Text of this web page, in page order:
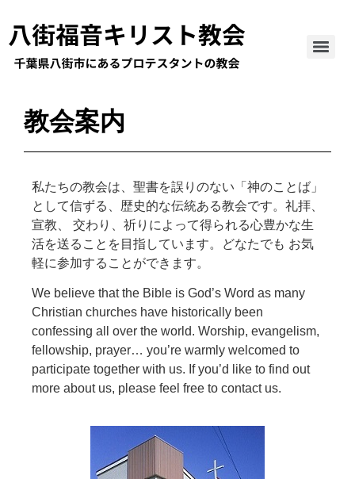
教会案内
私たちの教会は、聖書を誤りのない「神のことば」
として信ずる、歴史的な伝統ある教会です。礼拝、
宣教、 交わり、祈りによって得られる心豊かな生
活を送ることを目指しています。どなたでも お気
軽に参加することができます。
We believe that the Bible is God’s Word as many
Christian churches have historically been
confessing all over the world. Worship, evangelism,
fellowship, prayer… you’re warmly welcomed to
participate together with us. If you’d like to find out
more about us, please feel free to contact us.